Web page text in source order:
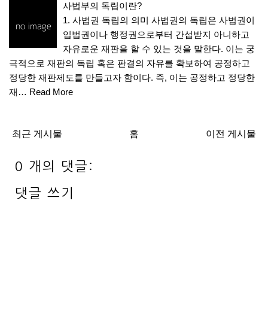
사법부의 독립이란?
1. 사법권 독립의 의미 사법권의 독립은 사법권이
입법권이나 행정권으로부터 간섭받지 아니하고
자유로운 재판을 할 수 있는 것을 말한다. 이는 궁
극적으로 재판의 독립 혹은 판결의 자유를 확보하여 공정하고
정당한 재판제도를 만들고자 함이다. 즉, 이는 공정하고 정당한
재… Read More
최근 게시물 이전 게시물
홈
0 개의 댓글:
댓글 쓰기